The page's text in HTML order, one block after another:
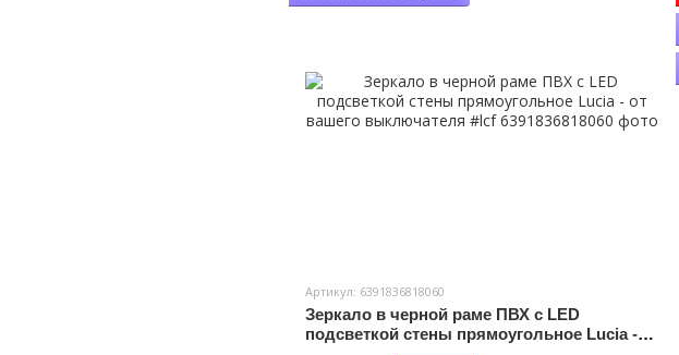
Артикул: 6391836818060
Зеркало в черной раме ПВХ с LED
подсветкой стены прямоугольное Lucia -